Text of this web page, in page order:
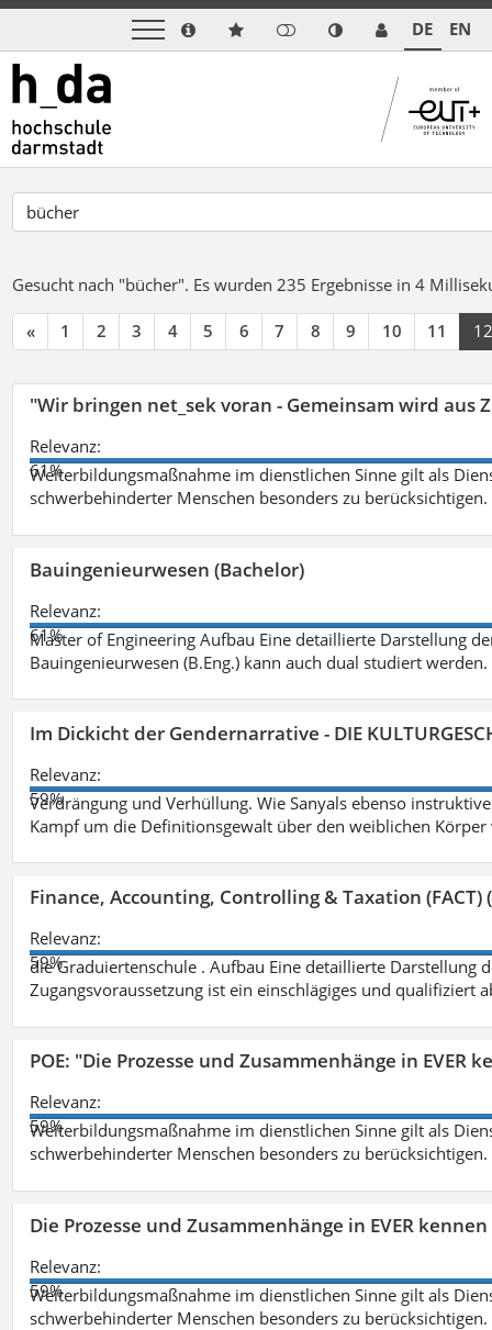
DE EN
Gesucht nach "bücher". Es wurden 235 Ergebnisse in 4
« 1 2 3 4 5 6 7 8 9 10 11 12
"Wir bringen net_sek voran - Gemeinsam wird aus
Relevanz:
61%
Weiterbildungsmaßnahme im dienstlichen Sinne gilt als
schwerbehinderter Menschen besonders zu berücksichtigen.
Bauingenieurwesen (Bachelor)
Relevanz:
61%
Master of Engineering Aufbau Eine detaillierte Darstellung
Bauingenieurwesen (B.Eng.) kann auch dual studiert
Im Dickicht der Gendernarrative - DIE
Relevanz:
59%
Verdrängung und Verhüllung. Wie Sanyals ebenso
Kampf um die Definitionsgewalt über den weiblichen
Finance, Accounting, Controlling & Taxation (FACT)
Relevanz:
59%
die Graduiertenschule . Aufbau Eine detaillierte Darstellung
Zugangsvoraussetzung ist ein einschlägiges und qualifiziert
POE: "Die Prozesse und Zusammenhänge in EVER
Relevanz:
59%
Weiterbildungsmaßnahme im dienstlichen Sinne gilt als
schwerbehinderter Menschen besonders zu berücksichtigen.
Die Prozesse und Zusammenhänge in EVER
Relevanz:
59%
Weiterbildungsmaßnahme im dienstlichen Sinne gilt als
schwerbehinderter Menschen besonders zu berücksichtigen.